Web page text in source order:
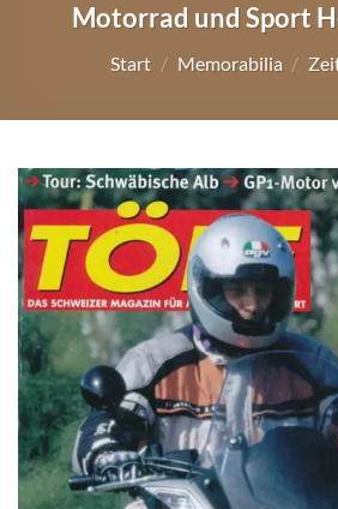
Motorrad und Sport
Start / Memorabilia /